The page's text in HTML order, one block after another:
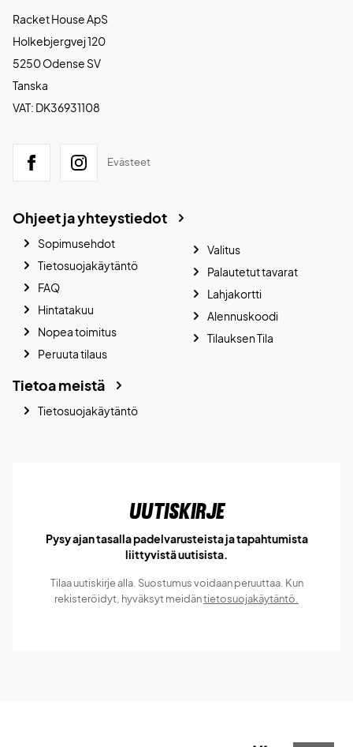
Racket House ApS
Holkebjergvej 120
5250 Odense SV
Tanska
VAT: DK36931108
Evästeet
Ohjeet ja yhteystiedot
Sopimusehdot
Tietosuojakäytäntö
FAQ
Hintatakuu
Nopea toimitus
Peruuta tilaus
Valitus
Palautetut tavarat
Lahjakortti
Alennuskoodi
Tilauksen Tila
Tietoa meistä
Tietosuojakäytäntö
Uutiskirje
Pysy ajan tasalla padelvarusteista ja tapahtumista
liittyvistä uutisista.
Tilaa uutiskirje alla. Suostumus voidaan peruuttaa. Kun
rekisteröidyt, hyväksyt meidäntietosuojakäytäntö.